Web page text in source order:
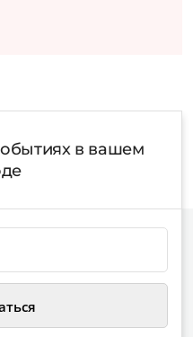
в вашем